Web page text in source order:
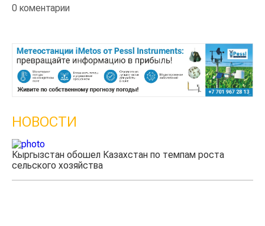
0 коментарии
НОВОСТИ
Кыргызстан обошел Казахстан по темпам роста
сельского хозяйства